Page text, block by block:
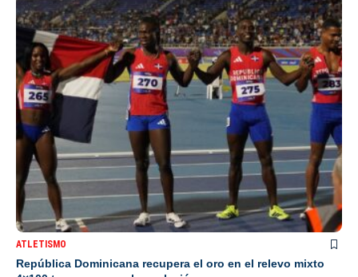
ATLETISMO
República Dominicana recupera el oro en el relevo mixto